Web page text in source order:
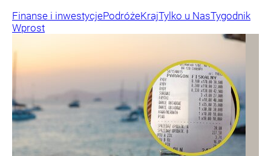
Finanse i inwestycjePodróżeKrajTylko u NasTygodnik
Wprost